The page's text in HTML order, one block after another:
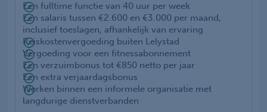
Een fulltime functie van 40 uur per week
Een salaris tussen €2.600 en €3.000 per maand,
inclusief toeslagen, afhankelijk van ervaring
Reiskostenvergoeding buiten Lelystad
Vergoeding voor een fitnessabonnement
Een verzuimbonus tot €850 netto per jaar
Een extra verjaardagsbonus
Werken binnen een informele organisatie met
langdurige dienstverbanden